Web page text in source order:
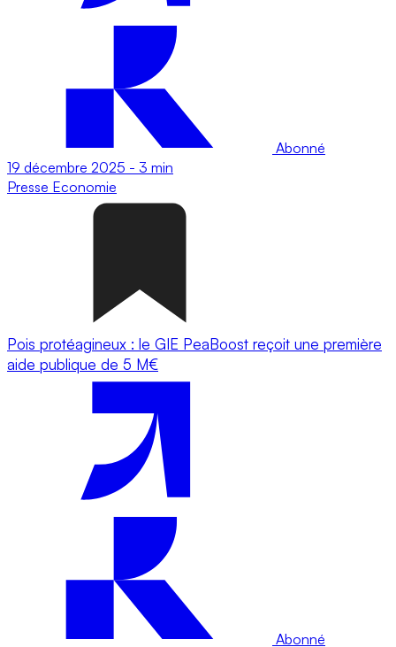
Abonné
19 décembre 2025 - 3 min
Presse Economie
Pois protéagineux : le GIE PeaBoost reçoit une première
aide publique de 5 M€
Abonné